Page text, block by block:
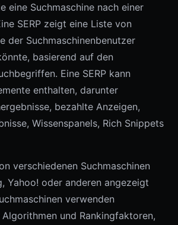
eine Suchmaschine nach einer
SERP zeigt eine Liste von
der Suchmaschinenbenutzer
basierend auf den
Eine SERP kann
enthalten, darunter
bezahlte Anzeigen,
Wissenspanels, Rich Snippets
verschiedenen Suchmaschinen
Yahoo! oder anderen angezeigt
verwenden
und Rankingfaktoren,